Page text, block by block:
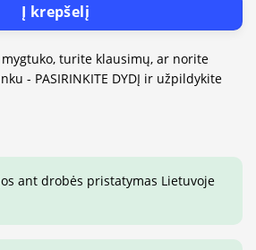
Į krepšelį
turite klausimų, ar norite
- PASIRINKITE DYDĮ ir užpildykite
ant drobės pristatymas Lietuvoje